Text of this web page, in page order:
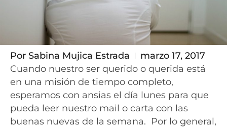
Por Sabina Mujica Estrada
marzo 17, 2017
Cuando nuestro ser querido o querida está
en una misión de tiempo completo,
esperamos con ansias el día lunes para que
pueda leer nuestro mail o carta con las
buenas nuevas de la semana. Por lo general,